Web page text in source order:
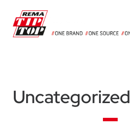
pääsisältöön
ensisijaiseen
sivupalkkiin
alatunnisteeseen
-
työkaluja
Uncategorized